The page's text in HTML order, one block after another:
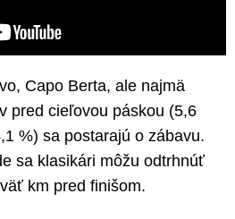
Capo Berta, ale najmä
pred cieľovou páskou (5,6
%) sa postarajú o zábavu.
sa klasikári môžu odtrhnúť
km pred finišom.